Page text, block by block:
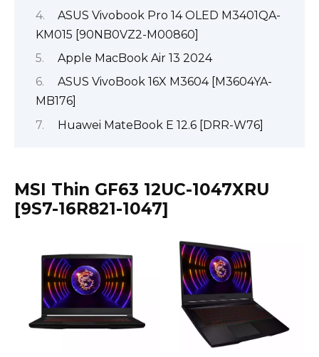
ASUS Vivobook Pro 14 OLED M3401QA-
KM015 [90NB0VZ2-M00860]
Apple MacBook Air 13 2024
ASUS VivoBook 16X M3604 [M3604YA-
MB176]
Huawei MateBook E 12.6 [DRR-W76]
MSI Thin GF63 12UC-1047XRU
[9S7-16R821-1047]